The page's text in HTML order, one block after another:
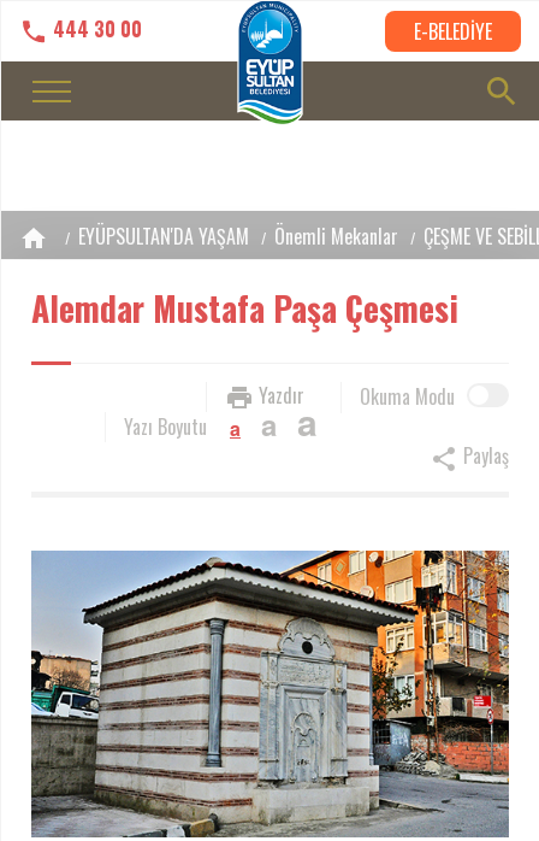
444 30 00 E-BELEDİYE
EYÜPSULTAN'DA YAŞAM Önemli Mekanlar ÇEŞME VE
Alemdar Mustafa Paşa Çeşmesi
Okuma Modu
Yazdır
Yazı Boyutu
a a a
Paylaş